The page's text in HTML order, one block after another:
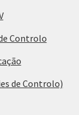
Controlo
de Controlo)